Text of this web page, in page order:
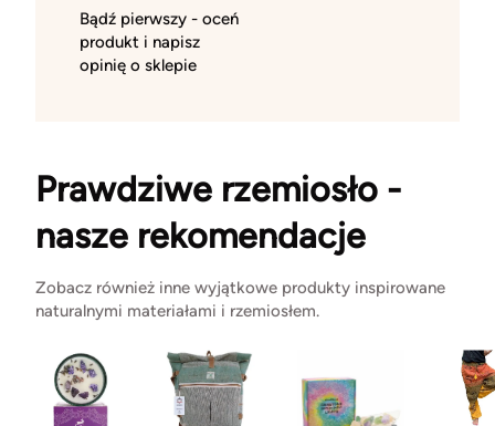
Bądź pierwszy - oceń
produkt i napisz
opinię o sklepie
Prawdziwe rzemiosło -
nasze rekomendacje
Zobacz również inne wyjątkowe produkty inspirowane
naturalnymi materiałami i rzemiosłem.